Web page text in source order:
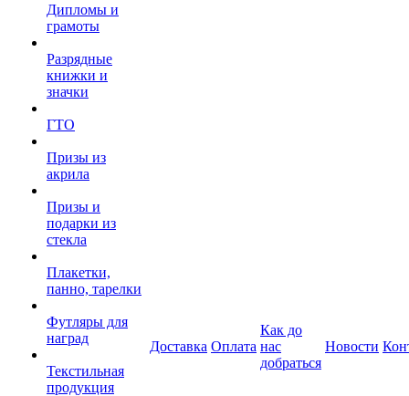
Дипломы и
грамоты
Разрядные
книжки и
значки
ГТО
Призы из
акрила
Призы и
подарки из
стекла
Плакетки,
панно, тарелки
Футляры для
наград
Текстильная
продукция
Доставка Оплата
Как до
нас
добраться
Новости